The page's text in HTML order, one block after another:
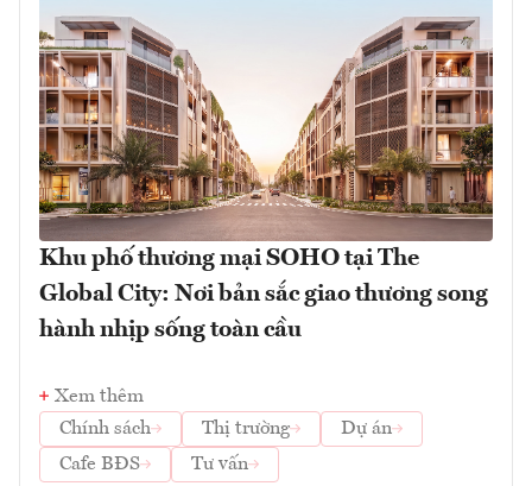
Khu phố thương mại SOHO tại The
Global City: Nơi bản sắc giao thương song
hành nhịp sống toàn cầu
Xem thêm
Chính sách
Thị trường
Dự án
Cafe BĐS
Tư vấn